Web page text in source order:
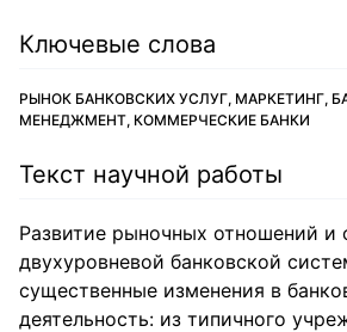
Ключевые слова
РЫНОК БАНКОВСКИХ УСЛУГ, МАРКЕТИНГ,
МЕНЕДЖМЕНТ, КОММЕРЧЕСКИЕ БАНКИ
Текст научной работы
Развитие рыночных отношений и
двухуровневой банковской
существенные изменения в
деятельность: из типичного